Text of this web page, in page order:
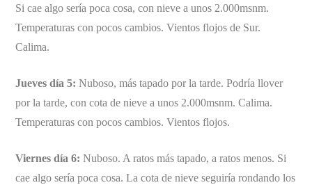
Si cae algo sería poca cosa, con nieve a unos 2.000msnm.
Temperaturas con pocos cambios. Vientos flojos de Sur.
Calima.
Jueves día 5: Nuboso, más tapado por la tarde. Podría llover
por la tarde, con cota de nieve a unos 2.000msnm. Calima.
Temperaturas con pocos cambios. Vientos flojos.
Viernes día 6: Nuboso. A ratos más tapado, a ratos menos. Si
cae algo sería poca cosa. La cota de nieve seguiría rondando los